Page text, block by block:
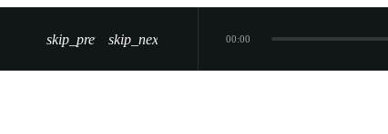
skip_previousskip_next 00:00